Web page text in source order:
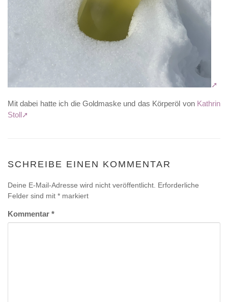
Mit dabei hatte ich die Goldmaske und das Körperöl von Kathrin
Stoll
SCHREIBE EINEN KOMMENTAR
Deine E-Mail-Adresse wird nicht veröffentlicht. Erforderliche
Felder sind mit * markiert
Kommentar *